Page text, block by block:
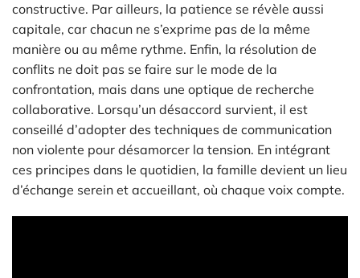
constructive. Par ailleurs, la patience se révèle aussi
capitale, car chacun ne s’exprime pas de la même
manière ou au même rythme. Enfin, la résolution de
conflits ne doit pas se faire sur le mode de la
confrontation, mais dans une optique de recherche
collaborative. Lorsqu’un désaccord survient, il est
conseillé d’adopter des techniques de communication
non violente pour désamorcer la tension. En intégrant
ces principes dans le quotidien, la famille devient un lieu
d’échange serein et accueillant, où chaque voix compte.